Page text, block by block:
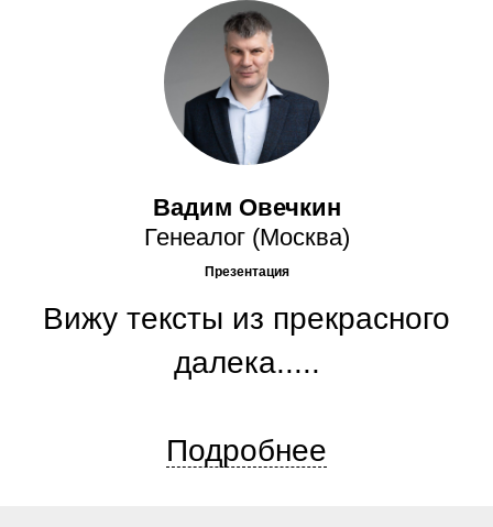
Вадим Овечкин
Генеалог (Москва)
Презентация
Вижу тексты из прекрасного
далека.....
Подробнее